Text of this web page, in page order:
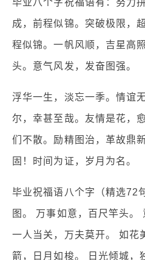
毕业八个字祝福语有：努力
成，前程似锦。突破极限，
程似锦。一帆风顺，吉星高
头。意气风发，发奋图强。
浮华一生，淡忘一季。情谊
尔，幸甚至哉。友情是花，
们不散。励精图治，革故鼎
固！时间为证，岁月为名。
毕业祝福语八个字（精选72
图。 万事如意，百尺竿头。
一人当关，万夫莫开。 如花
箭，日月如梭。 日光倾城，